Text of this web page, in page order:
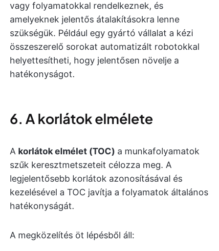
vagy folyamatokkal rendelkeznek, és
amelyeknek jelentős átalakításokra lenne
szükségük. Például egy gyártó vállalat a kézi
összeszerelő sorokat automatizált robotokkal
helyettesítheti, hogy jelentősen növelje a
hatékonyságot.
6. A korlátok elmélete
A korlátok elmélet (TOC) a munkafolyamatok
szűk keresztmetszeteit célozza meg. A
legjelentősebb korlátok azonosításával és
kezelésével a TOC javítja a folyamatok általános
hatékonyságát.
A megközelítés öt lépésből áll: